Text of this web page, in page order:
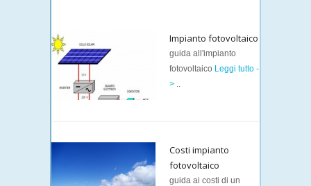
Impianto fotovoltaico
guida all'impianto
fotovoltaico Leggi tutto -
> ..
Costi impianto
fotovoltaico
guida ai costi di un